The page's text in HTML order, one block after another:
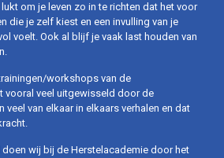
om je leven zo in te richten dat het voor
die je zelf kiest en een invulling van je
voelt. Ook al blijf je vaak last houden van
workshops van de
vooral veel uitgewisseld door de
veel van elkaar in elkaars verhalen en dat
doen wij bij de Herstelacademie door het